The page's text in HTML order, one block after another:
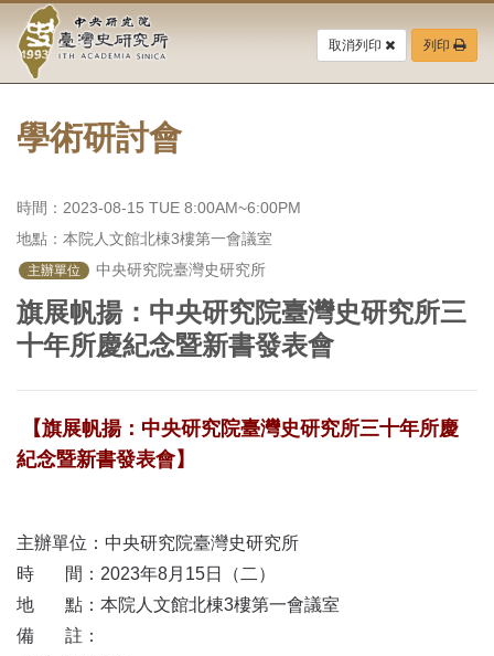
要
中
央
研
究
院-
臺
灣
史
研
究
所-
頁
取消列印 列印
學術研討會
時間：2023-08-15 TUE 8:00AM~6:00PM
地點：本院人文館北棟3樓第一會議室
主辦單位 中央研究院臺灣史研究所
旗展帆揚：中央研究院臺灣史研究所三
十年所慶紀念暨新書發表會
【旗展帆揚：中央研究院臺灣史研究所三十年所慶
紀念暨新書發表會】
主辦單位：中央研究院臺灣史研究所
時 間：2023年8月15日（二）
地 點：本院人文館北棟3樓第一會議室
備 註：